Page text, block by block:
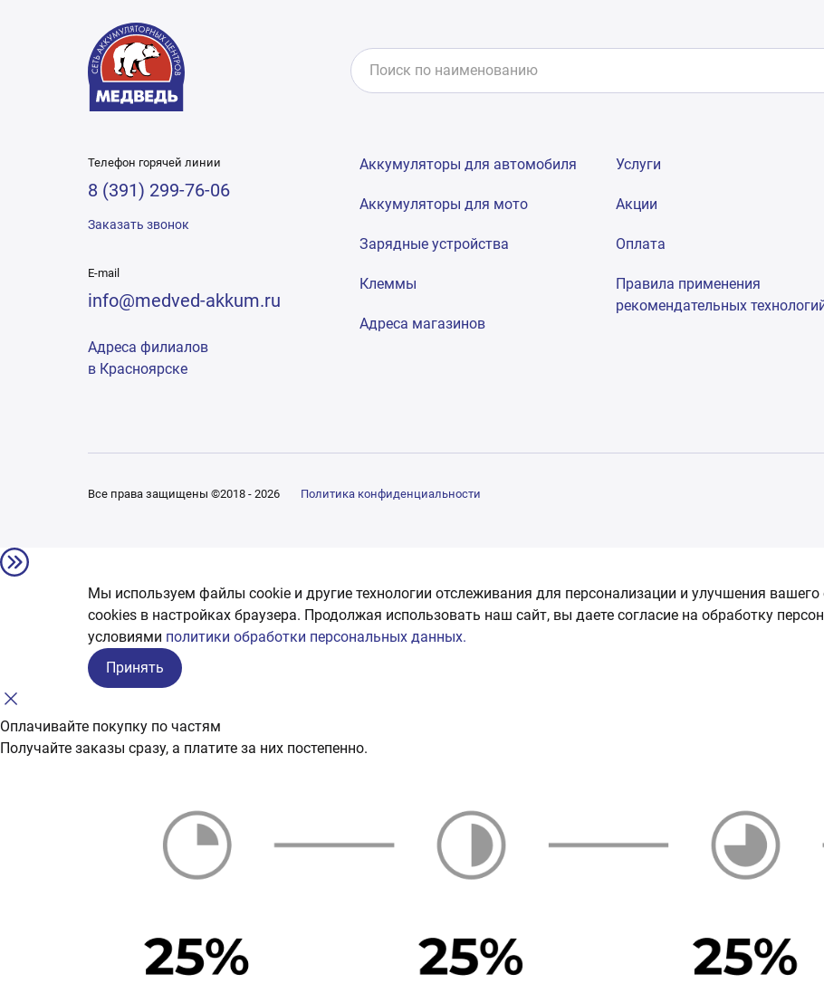
Телефон горячей линии
8 (391) 299-76-06
Заказать звонок
E-mail
info@medved-akkum.ru
Адреса филиалов
в Красноярске
Аккумуляторы для автомобиля
Аккумуляторы для мото
Зарядные устройства
Клеммы
Адреса магазинов
Услуги
Акции
Оплата
Правила применения
рекомендательных
Все права защищены ©2018 - 2026 Политика конфиденциальности
Мы используем файлы cookie и другие технологии отслеживания для персонализации и улучшения
сookies в настройках браузера. Продолжая использовать наш сайт, вы даете согласие на обработку
условиями политики обработки персональных данных.
Принять
Оплачивайте покупку по частям
Получайте заказы сразу, а платите за них постепенно.